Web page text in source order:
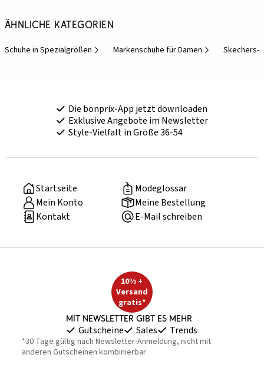
Ähnliche Kategorien
Schuhe in Spezialgrößen Markenschuhe für Damen Skechers-
Die bonprix-App jetzt downloaden
Exklusive Angebote im Newsletter
Style-Vielfalt in Größe 36-54
Startseite
Modeglossar
Mein Konto
Meine Bestellung
Kontakt
E-Mail schreiben
10% +
Versand
gratis*
Mit Newsletter gibt es mehr
Gutscheine Sales Trends
*30 Tage gültig nach Newsletter-Anmeldung, nicht mit
anderen Gutscheinen kombinierbar